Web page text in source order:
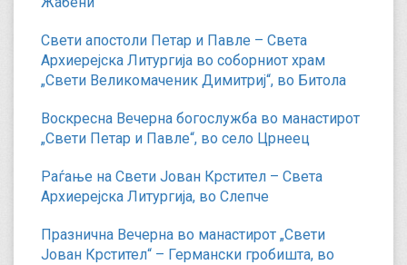
Свети апостоли Петар и Павле – Света
Архиерејска Литургија во соборниот храм
„Свети Великомаченик Димитриј“, во Битола
Воскресна Вечерна богослужба во манастирот
„Свети Петар и Павле“, во село Црнеец
Раѓање на Свети Јован Крстител – Света
Архиерејска Литургија, во Слепче
Празнична Вечерна во манастирот „Свети
Јован Крстител“ – Германски гробишта, во